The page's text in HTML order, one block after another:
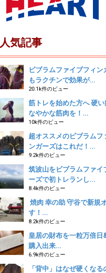
人気記事
ビブラムファイブフィン
もラクチンで効果が...
20.1k件のビュー
筋トレを始めた方へ 硬
なやかな筋肉を！...
10k件のビュー
超オススメのビブラムフ
ンガーズはこれだ！...
9.2k件のビュー
筑波山をビブラムファイ
ーズで初トレランし...
8.4k件のビュー
焼肉 幸の助 守谷で新規
す！...
8.2k件のビュー
皇居の財布を一粒万倍日
購入出来...
6.9k件のビュー
「背中」はなぜ硬くなる